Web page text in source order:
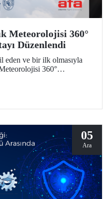
Meteorolojisi 360°
Düzenlendi
eden ve bir ilk olmasıyla
360°
ve savunma bakış
05
Ara